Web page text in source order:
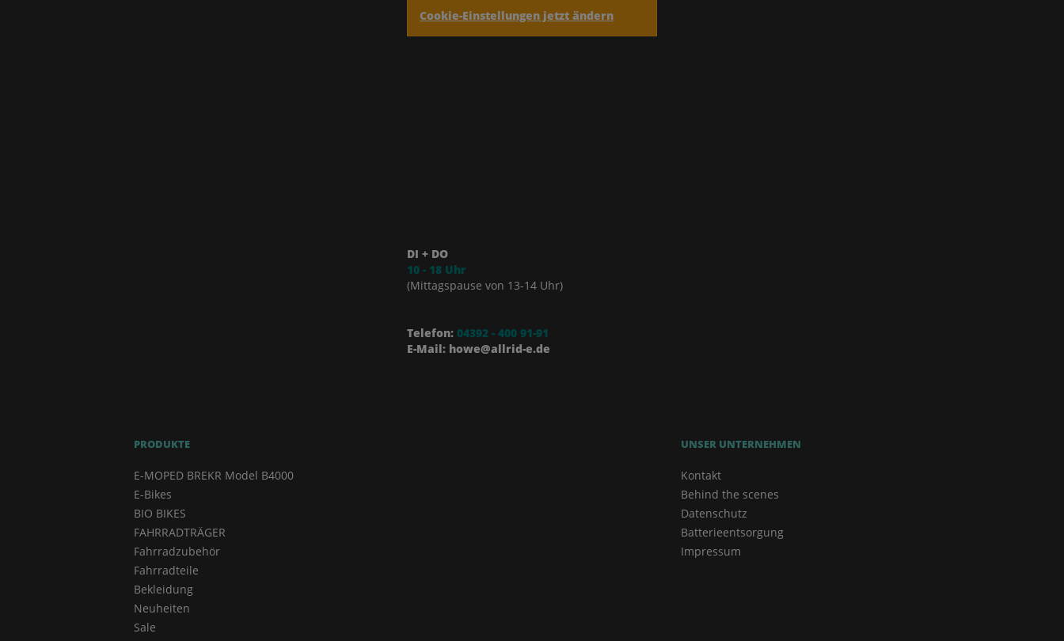
Cookie-Einstellungen jetzt ändern
DI + DO
10 - 18 Uhr
(Mittagspause von 13-14 Uhr)
Telefon: 04392 - 400 91-91
E-Mail: howe@allrid-e.de
PRODUKTE
E-MOPED BREKR Model B4000
E-Bikes
BIO BIKES
FAHRRADTRÄGER
Fahrradzubehör
Fahrradteile
Bekleidung
Neuheiten
Sale
UNSER UNTERNEHMEN
Kontakt
Behind the scenes
Datenschutz
Batterieentsorgung
Impressum